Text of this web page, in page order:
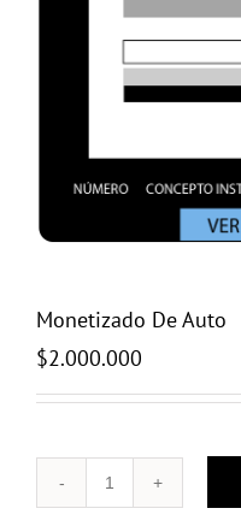
Monetizado De Auto
$2.000.000
Monetizado
De